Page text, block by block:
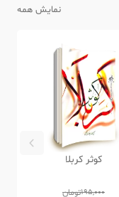
نمایش همه
کوثر کربلا
195,000تومان